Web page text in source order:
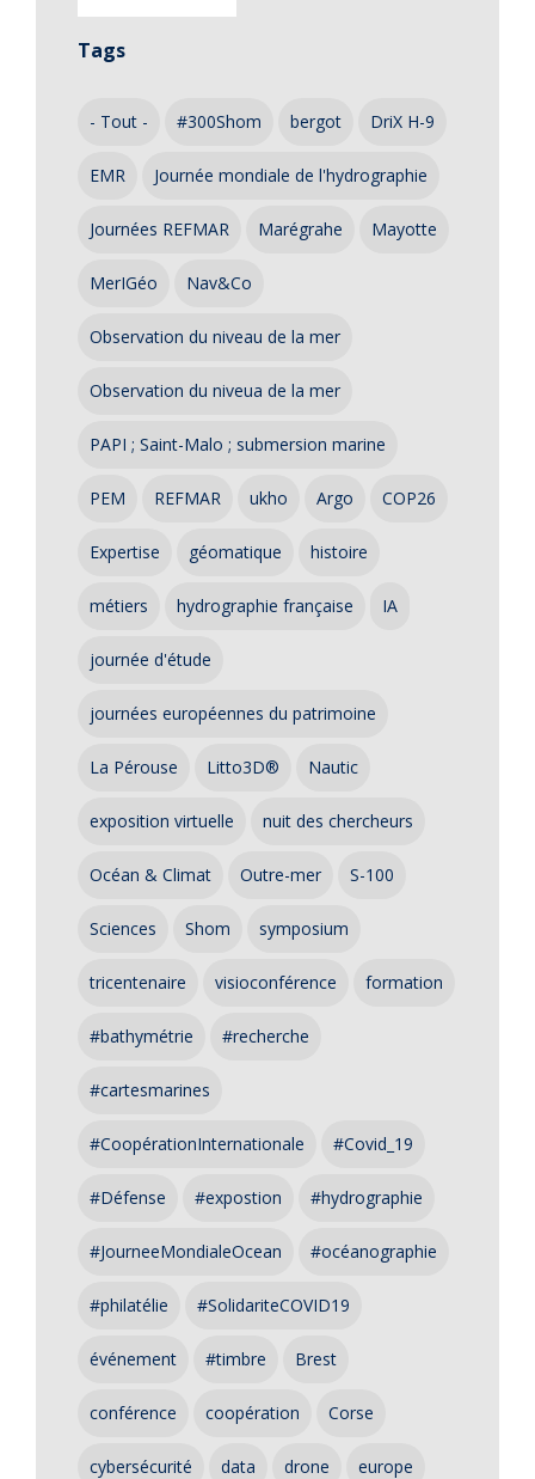
Tags
- Tout - #300Shom bergot DriX H-9
EMR Journée mondiale de l'hydrographie
Journées REFMAR Marégrahe Mayotte
MerIGéo Nav&Co
Observation du niveau de la mer
Observation du niveua de la mer
PAPI ; Saint-Malo ; submersion marine
PEM REFMAR ukho Argo COP26
Expertise géomatique histoire
métiers hydrographie française IA
journée d'étude
journées européennes du patrimoine
La Pérouse Litto3D® Nautic
exposition virtuelle nuit des chercheurs
Océan & Climat Outre-mer S-100
Sciences Shom symposium
tricentenaire visioconférence formation
#bathymétrie #recherche
#cartesmarines
#CoopérationInternationale #Covid_19
#Défense #expostion #hydrographie
#JourneeMondialeOcean #océanographie
#philatélie #SolidariteCOVID19
événement #timbre Brest
conférence coopération Corse
cybersécurité data drone europe